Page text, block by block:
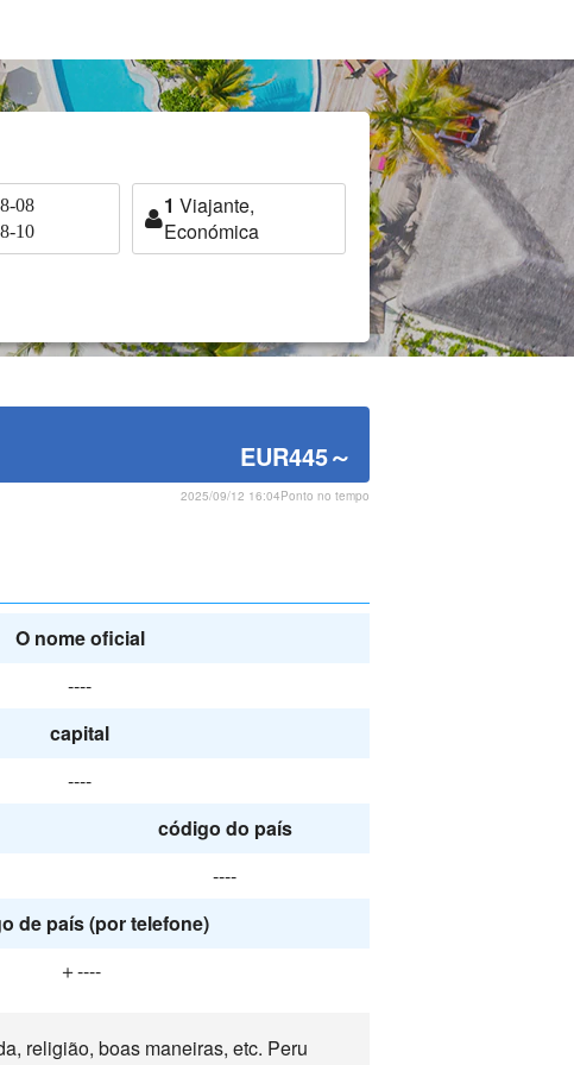
08
10
1 Viajante,
Económica
EUR445～
2025/09/12 16:04Ponto no tempo
O nome oficial
----
capital
----
código do país
----
de país (por telefone)
＋----
religião, boas maneiras, etc. Peru